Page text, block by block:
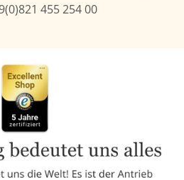
455 254 00